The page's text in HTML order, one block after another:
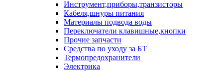
Инструмент,приборы,транзисторы
Кабеля,шнуры питания
Материалы подвода воды
Переключатели клавишные,кнопки
Прочие запчасти
Средства по уходу за БТ
Термопредохранители
Электрика